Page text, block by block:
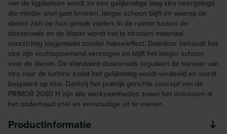
van de ligplaatsen wordt zo een gelijkmatige laag stro neergelegd
die minder snel gaat broeien, langer schoon blijft en waarop de
dieren zich op hun gemak voelen. In de ruimte tussen de
doseerwals en de blazer wordt het te strooien materiaal
voorzichtig losgemaakt zonder hakseleffect. Daardoor behoudt het
stro zijn vochtopnemend vermogen en blijft het langer schoon
voor de dieren. De standaard doseerwals reguleert de toevoer van
stro naar de turbine zodat het gelijkmatig wordt verdeeld en wordt
bespaard op stro. Dankzij het praktijk gerichte concept van de
PRIMOR 2060 H zijn alle werkzaamheden zowel het instrooien al
het onderhoud snel en eenvoudige uit te voeren.
Productinformatie